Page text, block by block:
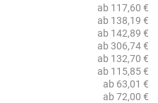
ab 117,60 €
ab 138,19 €
ab 142,89 €
ab 306,74 €
ab 132,70 €
ab 115,85 €
ab 63,01 €
ab 72,00 €